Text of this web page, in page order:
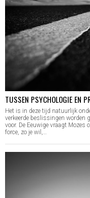
TUSSEN PSYCHOLOGIE EN
Het is in deze tijd natuurlijk
verkeerde beslissingen worden
voor. De Eeuwige vraagt Mozes
force, zo je wil,…